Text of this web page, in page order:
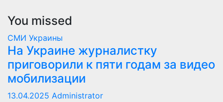
You missed
СМИ Украины
На Украине журналистку
приговорили к пяти годам за видео
мобилизации
13.04.2025 Administrator